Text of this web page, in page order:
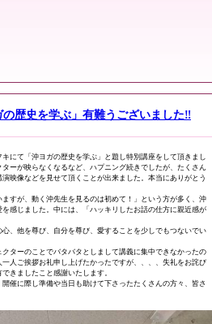
歴史を学ぶ」有難うございました‼️
にて「沖ヨガの歴史を学ぶ」と題し特別講座をして頂きまし
ーが映らなくなるなど、ハプニング続きでしたが、たくさん
映像などを見せて頂くことが出来ました。本当にありがとう
すが、動く沖先生を見るのは初めて！」という方が多く、沖
感じました。中には、「ハッキリしたお話の仕方に親近感が
、他を尊び、自分を尊び、愛することを少しでもつないでい
ターのことでバタバタとしまして講義に集中できなかったの
人ご挨拶お礼申し上げたかったですが、、、、失礼をお詫び
きましたこと感謝いたします。
催に際し準備や当日も助けて下さったたくさんの方々、皆さ
店舗情報